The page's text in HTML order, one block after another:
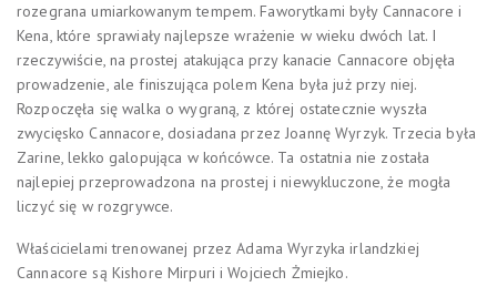
rozegrana umiarkowanym tempem. Faworytkami były Cannacore i
Kena, które sprawiały najlepsze wrażenie w wieku dwóch lat. I
rzeczywiście, na prostej atakująca przy kanacie Cannacore objęła
prowadzenie, ale finiszująca polem Kena była już przy niej.
Rozpoczęła się walka o wygraną, z której ostatecznie wyszła
zwycięsko Cannacore, dosiadana przez Joannę Wyrzyk. Trzecia była
Zarine, lekko galopująca w końcówce. Ta ostatnia nie została
najlepiej przeprowadzona na prostej i niewykluczone, że mogła
liczyć się w rozgrywce.
Właścicielami trenowanej przez Adama Wyrzyka irlandzkiej
Cannacore są Kishore Mirpuri i Wojciech Żmiejko.